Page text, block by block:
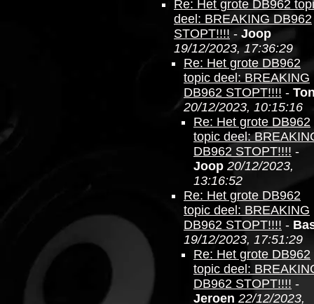
Re: Het grote DB962
deel: BREAKING DB962
STOPT!!!! - Joop
19/12/2023, 17:36:29
Re: Het grote DB962
topic deel: BREAKING
DB962 STOPT!!!! -
20/12/2023, 10:15:16
Re: Het grote DB962
topic deel:
DB962 STOPT!!!! -
Joop 20/12/2023,
13:16:52
Re: Het grote DB962
topic deel: BREAKING
DB962 STOPT!!!! -
19/12/2023, 17:51:29
Re: Het grote DB962
topic deel:
DB962 STOPT!!!! -
Jeroen 22/12/2023,